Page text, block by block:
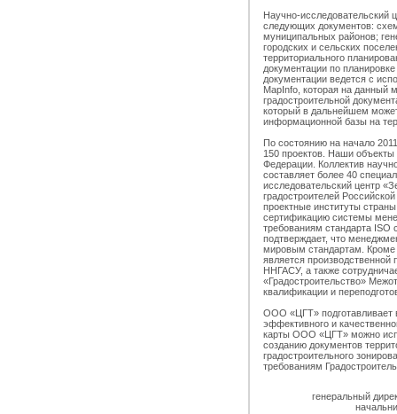
Научно-исследовательский
следующих документов:
муниципальных районов;
городских и сельских
территориального
документации по
документации ведется с
MapInfo, которая на данный
градостроительной
который в дальнейшем
информационной базы на
По состоянию на начало
150 проектов. Наши объекты
Федерации. Коллектив
составляет более 40
исследовательский центр
градостроителей
проектные институты
сертификацию системы
требованиям стандарта ISO
подтверждает, что
мировым стандартам. Кроме
является
ННГАСУ, а также
«Градостроительство»
квалификации и
ООО «ЦГТ» подготавливает
эффективного и
карты ООО «ЦГТ» можно
созданию документов
градостроительного
требованиям
генеральный